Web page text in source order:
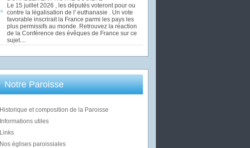
Le 15 juillet 2026 , les députés voteront pour ou
contre la légalisation de l' euthanasie . Un vote
favorable inscrirait la France parmi les pays les
plus permissifs au monde. Retrouvez la réaction
de la Conférence des évêques de France sur ce
sujet....
Notre Paroisse
Historique et composition de la Paroisse
Informations utiles
Links
Nos églises paroissiales